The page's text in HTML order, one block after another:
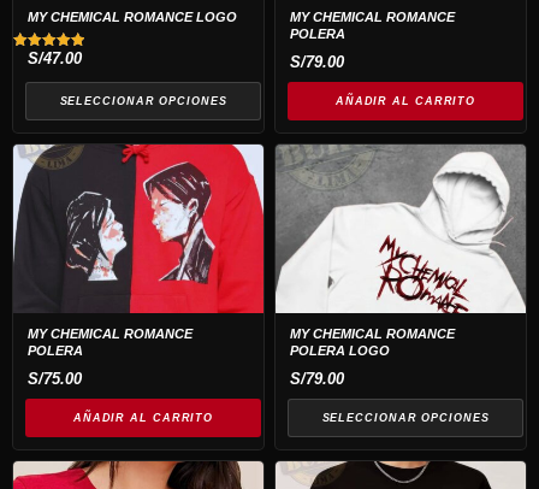
MY CHEMICAL ROMANCE LOGO
Valorado
5.00
S/47.00
SELECCIONAR OPCIONES
opciones
se
pueden
elegir
en
la
página
de
producto
MY CHEMICAL ROMANCE
POLERA
S/79.00
AÑADIR AL CARRITO
MY CHEMICAL ROMANCE
POLERA
S/75.00
AÑADIR AL CARRITO
MY CHEMICAL ROMANCE
POLERA LOGO
S/79.00
SELECCIONAR OPCIONES
Este
producto
tiene
múltiples
variantes.
opciones
se
pueden
elegir
en
la
Este